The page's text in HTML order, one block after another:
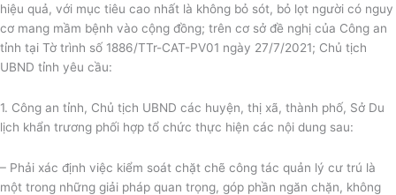
hiệu quả, với mục tiêu cao nhất là không bỏ sót, bỏ lọt người có nguy
cơ mang mầm bệnh vào cộng đồng; trên cơ sở đề nghị của Công an
tỉnh tại Tờ trình số 1886/TTr-CAT-PV01 ngày 27/7/2021; Chủ tịch
UBND tỉnh yêu cầu:
1. Công an tỉnh, Chủ tịch UBND các huyện, thị xã, thành phố, Sở Du
lịch khẩn trương phối hợp tổ chức thực hiện các nội dung sau:
– Phải xác định việc kiểm soát chặt chẽ công tác quản lý cư trú là
một trong những giải pháp quan trọng, góp phần ngăn chặn, không